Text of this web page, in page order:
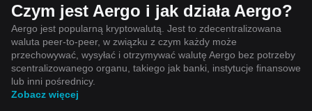
Czym jest Aergo i jak działa Aergo?
Aergo jest popularną kryptowalutą. Jest to zdecentralizowana
waluta peer-to-peer, w związku z czym każdy może
przechowywać, wysyłać i otrzymywać walutę Aergo bez potrzeby
scentralizowanego organu, takiego jak banki, instytucje finansowe
lub inni pośrednicy.
Zobacz więcej